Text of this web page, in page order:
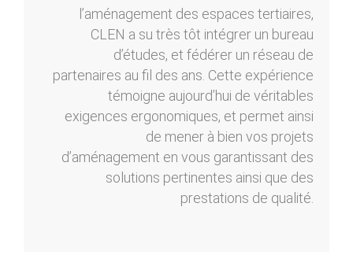
l’aménagement des espaces tertiaires,
CLEN a su très tôt intégrer un bureau
d’études, et fédérer un réseau de
partenaires au fil des ans. Cette expérience
témoigne aujourd’hui de véritables
exigences ergonomiques, et permet ainsi
de mener à bien vos projets
d’aménagement en vous garantissant des
solutions pertinentes ainsi que des
prestations de qualité.